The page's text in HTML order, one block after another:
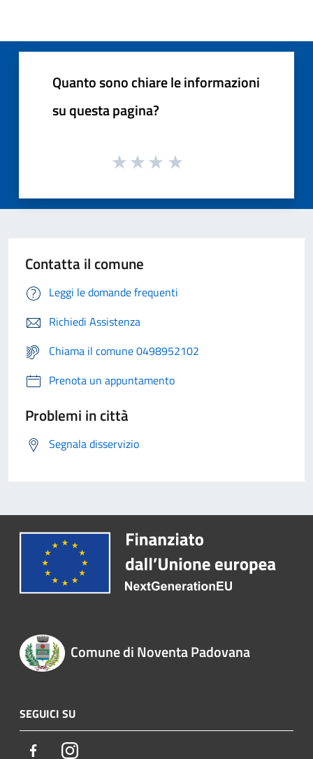
Quanto sono chiare le informazioni
su questa pagina?
Contatta il comune
Leggi le domande frequenti
Richiedi Assistenza
Chiama il comune 0498952102
Prenota un appuntamento
Problemi in città
Segnala disservizio
Comune di Noventa Padovana
SEGUICI SU
FacebookInstagram